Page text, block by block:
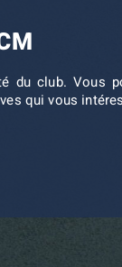
du club. Vous
qui vous